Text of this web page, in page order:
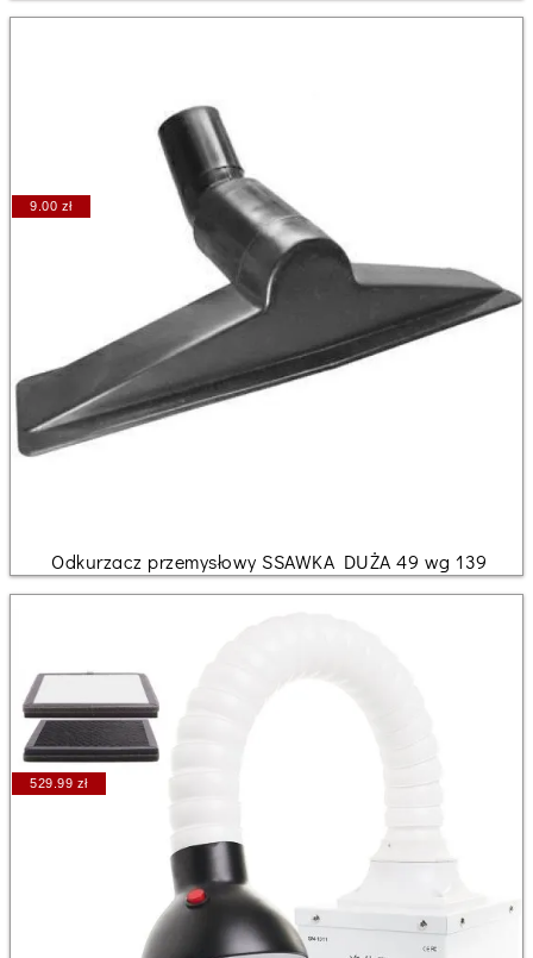
9.00 zł
Odkurzacz przemysłowy SSAWKA DUŻA 49 wg 139
529.99 zł